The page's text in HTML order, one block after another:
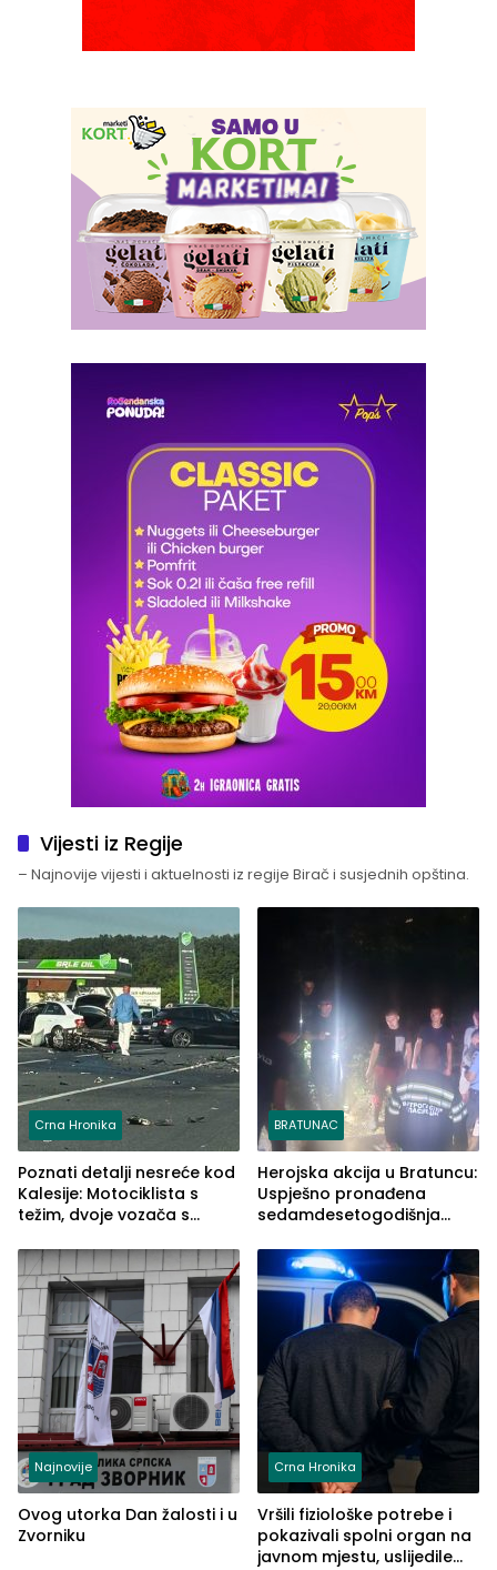
Vijesti iz Regije
– Najnovije vijesti i aktuelnosti iz regije Birač i susjednih opština.
Crna Hronika
Poznati detalji nesreće kod
Kalesije: Motociklista s
težim, dvoje vozača s
BRATUNAC
Herojska akcija u Bratuncu:
Uspješno pronađena
sedamdesetogodišnja
Kravice.
Najnovije
Ovog utorka Dan žalosti i u
Zvorniku
Crna Hronika
Vršili fiziološke potrebe i
pokazivali spolni organ na
javnom mjestu, uslijedile